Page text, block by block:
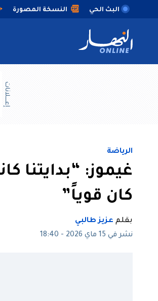
البث الحي النسخة المصورة
إعــــلانات
الرياضة
غيموز: “بدايتنا
كان قوياً”
بقلم عزيز طالبي
نشر في 15 ماي 2026 - 18:40